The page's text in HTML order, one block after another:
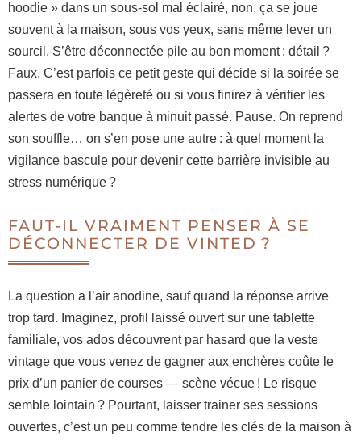
hoodie » dans un sous-sol mal éclairé, non, ça se joue
souvent à la maison, sous vos yeux, sans même lever un
sourcil. S’être déconnectée pile au bon moment : détail ?
Faux. C’est parfois ce petit geste qui décide si la soirée se
passera en toute légèreté ou si vous finirez à vérifier les
alertes de votre banque à minuit passé. Pause. On reprend
son souffle… on s’en pose une autre : à quel moment la
vigilance bascule pour devenir cette barrière invisible au
stress numérique ?
FAUT-IL VRAIMENT PENSER À SE
DÉCONNECTER DE VINTED ?
La question a l’air anodine, sauf quand la réponse arrive
trop tard. Imaginez, profil laissé ouvert sur une tablette
familiale, vos ados découvrent par hasard que la veste
vintage que vous venez de gagner aux enchères coûte le
prix d’un panier de courses — scène vécue ! Le risque
semble lointain ? Pourtant, laisser trainer ses sessions
ouvertes, c’est un peu comme tendre les clés de la maison à